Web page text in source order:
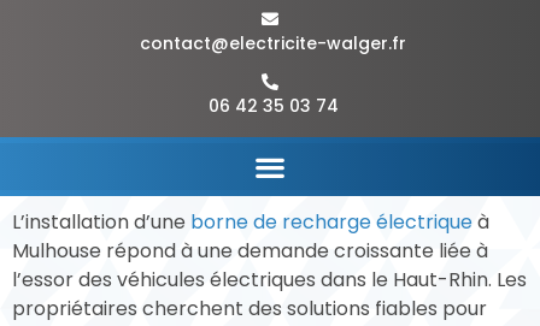
contact@electricite-walger.fr
06 42 35 03 74
L’installation d’une borne de recharge électriqueà
Mulhouse répond à une demande croissante liée à
l’essor des véhicules électriques dans le Haut-Rhin. Les
propriétaires cherchent des solutions fiables pour